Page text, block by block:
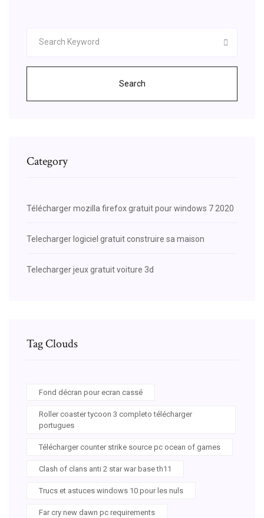
Search
Category
Télécharger mozilla firefox gratuit pour windows 7 2020
Telecharger logiciel gratuit construire sa maison
Telecharger jeux gratuit voiture 3d
Tag Clouds
Fond décran pour ecran cassé
Roller coaster tycoon 3 completo télécharger
portugues
Télécharger counter strike source pc ocean of games
Clash of clans anti 2 star war base th11
Trucs et astuces windows 10 pour les nuls
Far cry new dawn pc requirements